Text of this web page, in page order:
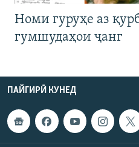
Номи гуруҳе аз
гумшудаҳои ҷанг
ПАЙГИРӢ КУНЕД